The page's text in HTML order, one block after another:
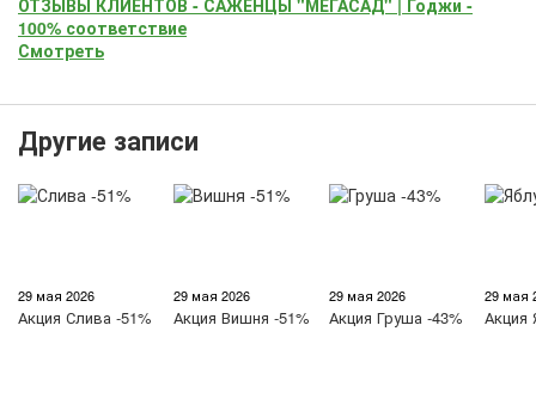
ОТЗЫВЫ КЛИЕНТОВ - САЖЕНЦЫ "МЕГАСАД" | Годжи -
100% соответствие
Смотреть
Другие записи
29 мая 2026
Акция Слива -51%
29 мая 2026
Акция Вишня -51%
29 мая 2026
Акция Груша -43%
29 мая
Акция